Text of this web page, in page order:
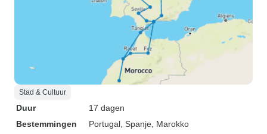
Stad & Cultuur
Duur
17 dagen
Bestemmingen
Portugal , Spanje , Marokko